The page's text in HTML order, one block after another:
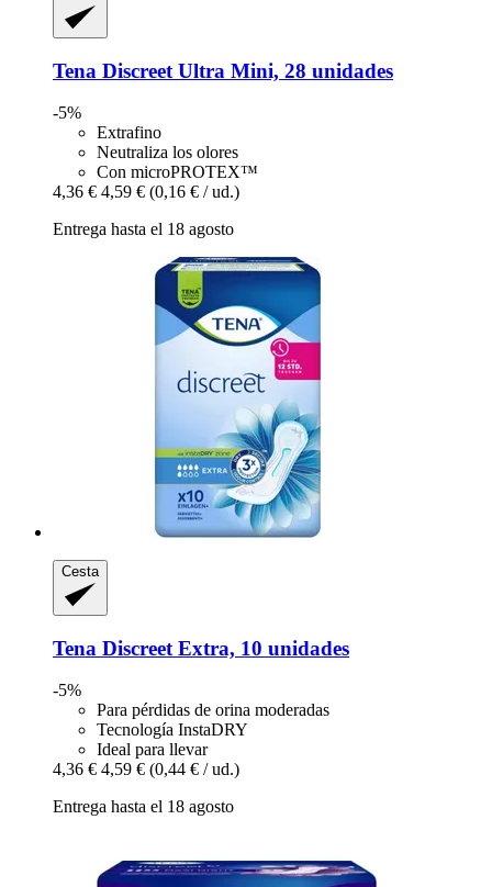
Tena Discreet Ultra Mini, 28 unidades
-5%
Extrafino
Neutraliza los olores
Con microPROTEX™
4,36 € 4,59 € (0,16 € / ud.)
Entrega hasta el 18 agosto
Cesta
Tena Discreet Extra, 10 unidades
-5%
Para pérdidas de orina moderadas
Tecnología InstaDRY
Ideal para llevar
4,36 € 4,59 € (0,44 € / ud.)
Entrega hasta el 18 agosto